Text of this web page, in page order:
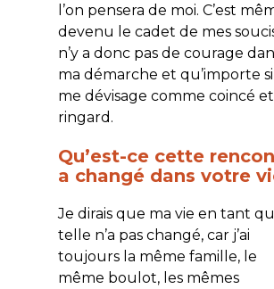
l’on pensera de moi. C’est
devenu le cadet de mes
n’y a donc pas de courage
ma démarche et qu’importe
me dévisage comme coincé et
ringard.
Qu’est-ce cette
a changé dans votre
Je dirais que ma vie en tant
telle n’a pas changé, car j’ai
toujours la même famille, le
même boulot, les mêmes